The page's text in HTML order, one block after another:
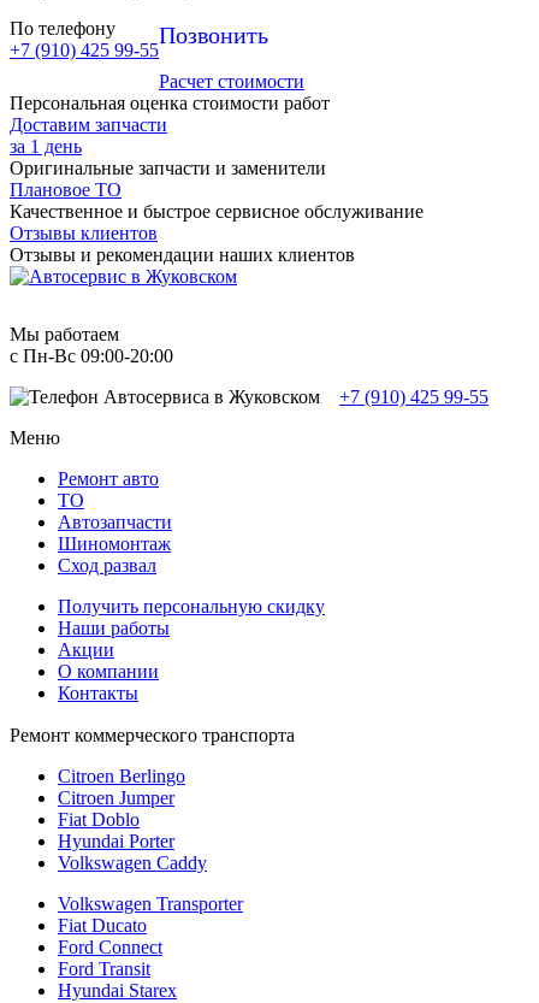
По телефону
+7 (910) 425 99-55
Позвонить
Расчет стоимости
Персональная оценка стоимости работ
Доставим запчасти
за 1 день
Оригинальные запчасти и заменители
Плановое ТО
Качественное и быстрое сервисное обслуживание
Отзывы клиентов
Отзывы и рекомендации наших клиентов
Мы работаем
с Пн-Вc 09:00-20:00
+7 (910) 425 99-55
Меню
Ремонт авто
TO
Автозапчасти
Шиномонтаж
Сход развал
Получить персональную скидку
Наши работы
Акции
О компании
Контакты
Ремонт коммерческого транспорта
Citroen Berlingo
Citroen Jumper
Fiat Doblo
Hyundai Porter
Volkswagen Caddy
Volkswagen Transporter
Fiat Ducato
Ford Connect
Ford Transit
Hyundai Starex